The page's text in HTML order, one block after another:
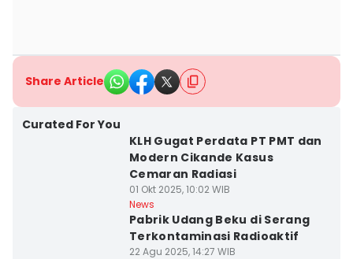
Share Article
Curated For You
KLH Gugat Perdata PT PMT dan
Modern Cikande Kasus
Cemaran Radiasi
01 Okt 2025, 10:02 WIB
News
Pabrik Udang Beku di Serang
Terkontaminasi Radioaktif
22 Agu 2025, 14:27 WIB